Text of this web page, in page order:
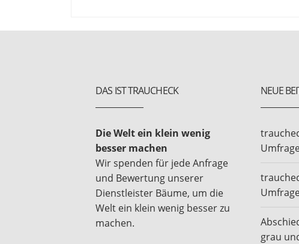
DAS IST TRAUCHECK
Die Welt ein klein wenig
besser machen
Wir spenden für jede Anfrage
und Bewertung unserer
Dienstleister Bäume, um die
Welt ein klein wenig besser zu
machen.
NEUE
grau